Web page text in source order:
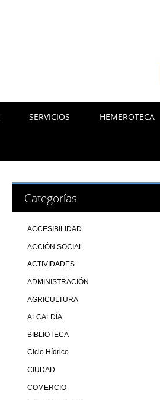
SERVICIOS HEMEROTECA
Categorías
ACCESIBILIDAD
ACCIÓN SOCIAL
ACTIVIDADES
ADMINISTRACIÓN
AGRICULTURA
ALCALDÍA
BIBLIOTECA
Ciclo Hídrico
CIUDAD
COMERCIO